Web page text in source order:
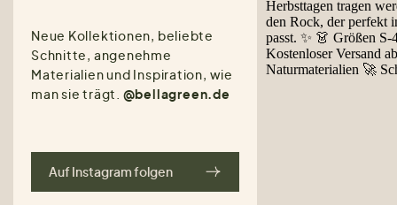
Neue Kollektionen, beliebte
Schnitte, angenehme
Materialien und Inspiration, wie
man sie trägt. @bellagreen.de
Auf Instagram folgen